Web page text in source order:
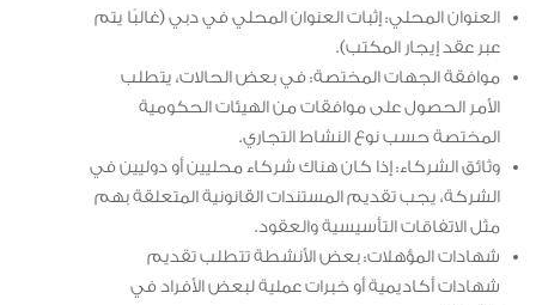
العنوان المحلي: إثبات العنوان المحلي في دبي (غالبًا يتم
عبر عقد إيجار المكتب).
موافقة الجهات المختصة: في بعض الحالات، يتطلب
الأمر الحصول على موافقات من الهيئات الحكومية
المختصة حسب نوع النشاط التجاري.
وثائق الشركاء: إذا كان هناك شركاء محليين أو دوليين في
الشركة، يجب تقديم المستندات القانونية المتعلقة بهم
مثل الاتفاقات التأسيسية والعقود.
شهادات المؤهلات: بعض الأنشطة تتطلب تقديم
شهادات أكاديمية أو خبرات عملية لبعض الأفراد في